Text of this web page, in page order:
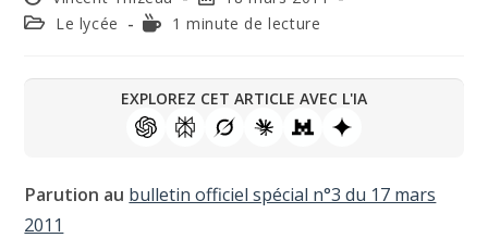
Le lycée
1 minute de lecture
EXPLOREZ CET ARTICLE AVEC L'IA
Parution au bulletin officiel spécial n°3 du 17 mars
2011